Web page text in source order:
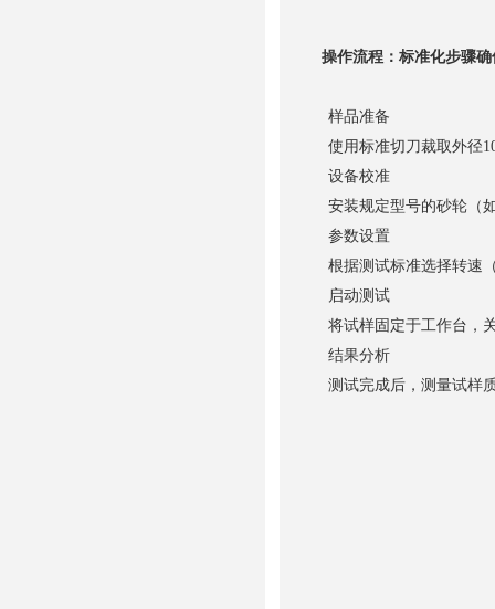
操作流程：标准化步骤
样品准备
使用标准切刀裁取外径
设备校准
安装规定型号的砂轮（
参数设置
根据测试标准选择转速
启动测试
将试样固定于工作台，
结果分析
测试完成后，测量试样